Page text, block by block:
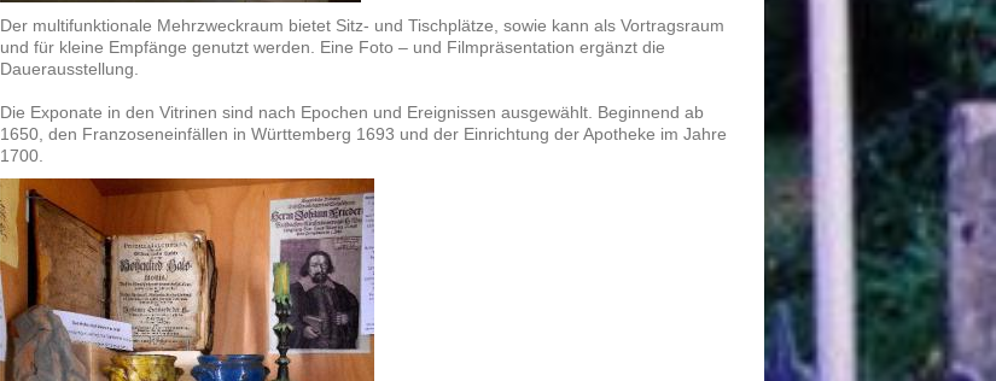
Der multifunktionale Mehrzweckraum bietet Sitz- und Tischplätze, sowie kann als Vortragsraum
und für kleine Empfänge genutzt werden. Eine Foto – und Filmpräsentation ergänzt die
Dauerausstellung.
Die Exponate in den Vitrinen sind nach Epochen und Ereignissen ausgewählt. Beginnend ab
1650, den Franzoseneinfällen in Württemberg 1693 und der Einrichtung der Apotheke im Jahre
1700.